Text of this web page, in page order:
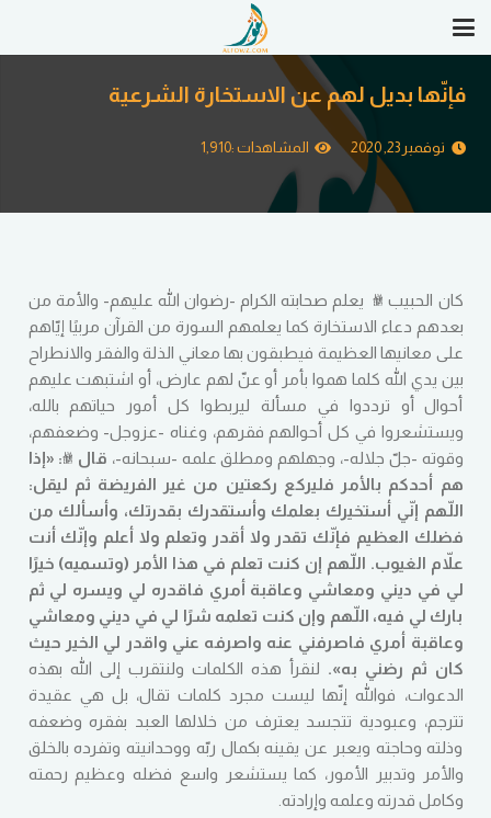
فإنّها بديل لهم عن الاستخارة الشرعية
نوفمبر 23, 2020 المشاهدات :1,910
كان الحبيب ﷺيعلم صحابته الكرام -رضوان الله عليهم- والأمة من
بعدهم دعاء الاستخارة كما يعلمهم السورة من القرآن مربيًا إيّاهم
على معانيها العظيمة فيطبقون بها معاني الذلة والفقر والانطراح
بين يدي الله كلما هموا بأمر أو عنّ لهم عارض، أو اشتبهت عليهم
أحوال أو ترددوا في مسألة ليربطوا كل أمور حياتهم بالله،
ويستشعروا في كل أحوالهم فقرهم، وغناه -عزوجل- وضعفهم،
وقوته -جلّ جلاله-، وجهلهم ومطلق علمه -سبحانه-، قال ﷺ: «إذا
هم أحدكم بالأمر فليركع ركعتين من غير الفريضة ثم ليقل:
اللّهم إنّي أستخيرك بعلمك وأستقدرك بقدرتك، وأسألك من
فضلك العظيم فإنّك تقدر ولا أقدر وتعلم ولا أعلم وإنّك أنت
علاّم الغيوب. اللّهم إن كنت تعلم في هذا الأمر (وتسميه) خيرًا
لي في ديني ومعاشي وعاقبة أمري فاقدره لي ويسره لي ثم
بارك لي فيه، اللّهم وإن كنت تعلمه شرًا لي في ديني ومعاشي
وعاقبة أمري فاصرفني عنه واصرفه عني واقدر لي الخير حيث
كان ثم رضني به». لنقرأ هذه الكلمات ولنتقرب إلى الله بهذه
الدعوات، فوالله إنّها ليست مجرد كلمات تقال، بل هي عقيدة
تترجم، وعبودية تتجسد يعترف من خلالها العبد بفقره وضعفه
وذلته وحاجته ويعبر عن يقينه بكمال ربّه ووحدانيته وتفرده بالخلق
والأمر وتدبير الأمور، كما يستشعر واسع فضله وعظيم رحمته
وكامل قدرته وعلمه وإرادته